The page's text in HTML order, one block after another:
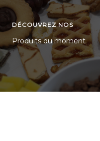
DÉCOUVREZ NOS
Produits du moment